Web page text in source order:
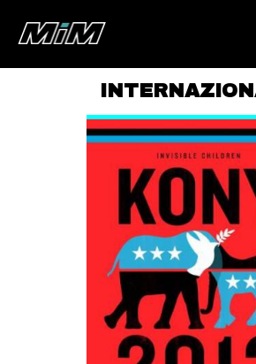
ABOUT
AREA
DEGENERAZIONE
GAZA FREESTYLE
CSOA LAMBRETTA
MSM
STUDENTI